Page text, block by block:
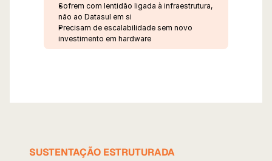
Sofrem com lentidão ligada à infraestrutura,
não ao Datasul em si
Precisam de escalabilidade sem novo
investimento em hardware
SUSTENTAÇÃO ESTRUTURADA